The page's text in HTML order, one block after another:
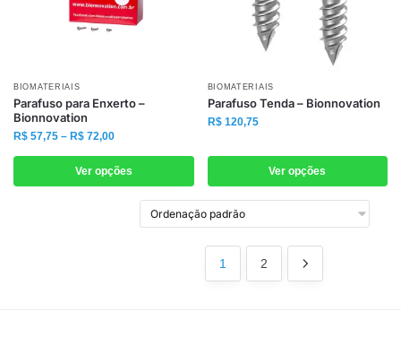
BIOMATERIAIS
Parafuso para Enxerto –
Bionnovation
R$ 57,75 – R$ 72,00Faixa
preço:
R$ 57,75
através
R$ 72,00
Ver opções
Este
produto
tem
várias
BIOMATERIAIS
Parafuso Tenda – Bionnovation
R$120,75
Ver opções
Este
produto
várias
As
opções
ser
escolhidas
1 2